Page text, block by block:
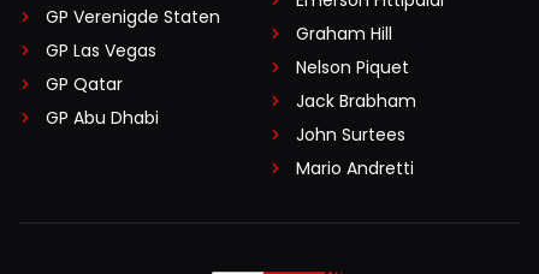
GP Verenigde Staten
GP Las Vegas
GP Qatar
GP Abu Dhabi
Graham Hill
Nelson Piquet
Jack Brabham
John Surtees
Mario Andretti